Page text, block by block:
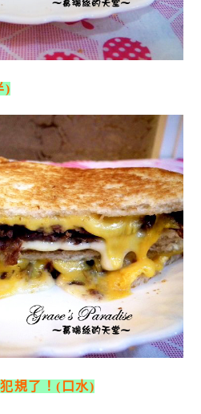
)
規了！(口水)